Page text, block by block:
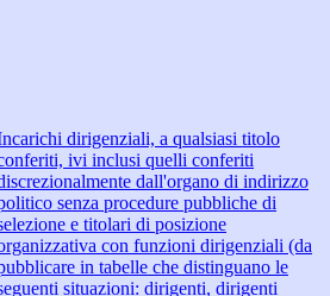
dirigenziali, a qualsiasi titolo
ivi inclusi quelli conferiti
dall'organo di indirizzo
senza procedure pubbliche di
e titolari di posizione
con funzioni dirigenziali (da
in tabelle che distinguano le
situazioni: dirigenti, dirigenti